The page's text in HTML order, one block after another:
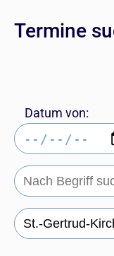
Termine
Datum von: